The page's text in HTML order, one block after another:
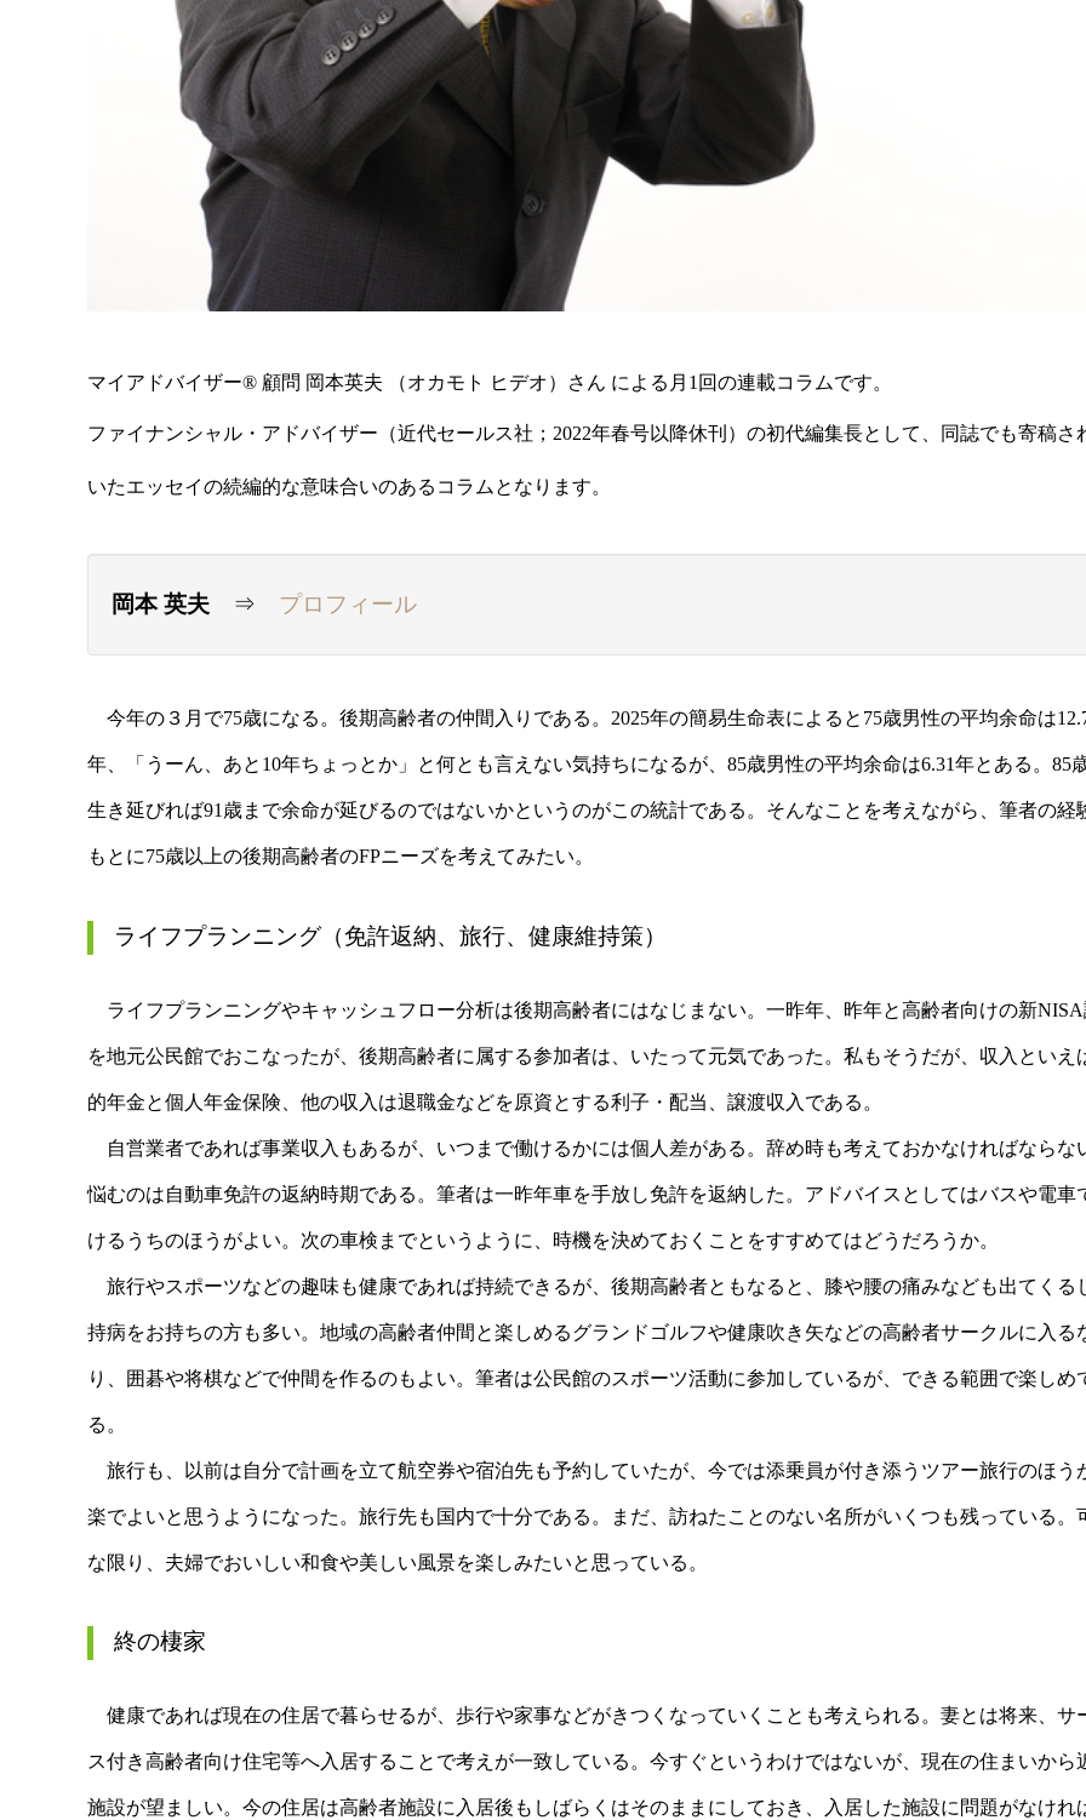
マイアドバイザー® 顧問 岡本英夫 （オカモト ヒデオ）さん による月1回の連載コラムです。
ファイナンシャル・アドバイザー（近代セールス社；2022年春号以降休刊）の初代編集長として、同誌でも寄稿さ
いたエッセイの続編的な意味合いのあるコラムとなります。
岡本 英夫 ⇒ プロフィール
今年の３月で75歳になる。後期高齢者の仲間入りである。2025年の簡易生命表によると75歳男性の平均余命は
年、「うーん、あと10年ちょっとか」と何とも言えない気持ちになるが、85歳男性の平均余命は6.31年とある。85
生き延びれば91歳まで余命が延びるのではないかというのがこの統計である。そんなことを考えながら、筆者の経
もとに75歳以上の後期高齢者のFPニーズを考えてみたい。
ライフプランニング（免許返納、旅行、健康維持策）
ライフプランニングやキャッシュフロー分析は後期高齢者にはなじまない。一昨年、昨年と高齢者向けの新
を地元公民館でおこなったが、後期高齢者に属する参加者は、いたって元気であった。私もそうだが、収入といえ
的年金と個人年金保険、他の収入は退職金などを原資とする利子・配当、譲渡収入である。
自営業者であれば事業収入もあるが、いつまで働けるかには個人差がある。辞め時も考えておかなければならな
悩むのは自動車免許の返納時期である。筆者は一昨年車を手放し免許を返納した。アドバイスとしてはバスや電車
けるうちのほうがよい。次の車検までというように、時機を決めておくことをすすめてはどうだろうか。
旅行やスポーツなどの趣味も健康であれば持続できるが、後期高齢者ともなると、膝や腰の痛みなども出てくる
持病をお持ちの方も多い。地域の高齢者仲間と楽しめるグランドゴルフや健康吹き矢などの高齢者サークルに入る
り、囲碁や将棋などで仲間を作るのもよい。筆者は公民館のスポーツ活動に参加しているが、できる範囲で楽しめ
る。
旅行も、以前は自分で計画を立て航空券や宿泊先も予約していたが、今では添乗員が付き添うツアー旅行のほう
楽でよいと思うようになった。旅行先も国内で十分である。まだ、訪ねたことのない名所がいくつも残っている。
な限り、夫婦でおいしい和食や美しい風景を楽しみたいと思っている。
終の棲家
健康であれば現在の住居で暮らせるが、歩行や家事などがきつくなっていくことも考えられる。妻とは将来、サ
ス付き高齢者向け住宅等へ入居することで考えが一致している。今すぐというわけではないが、現在の住まいから
施設が望ましい。今の住居は高齢者施設に入居後もしばらくはそのままにしておき、入居した施設に問題がなけれ